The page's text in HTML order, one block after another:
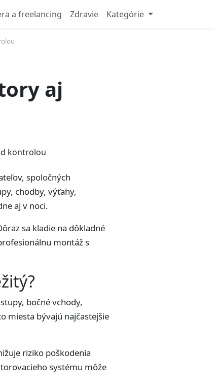
a freelancing Zdravie Kategórie
aj
spoločných
chodby, výťahy,
aj v noci.
sa kladie na dôkladné
montáž s
bočné vchody,
miesta bývajú najčastejšie
riziko poškodenia
systému môže